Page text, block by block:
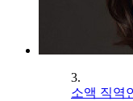
3.
소액 직역